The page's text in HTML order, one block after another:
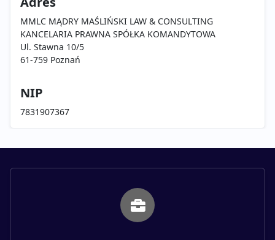
MMLC MĄDRY MAŚLIŃSKI LAW & CONSULTING
KANCELARIA PRAWNA SPÓŁKA KOMANDYTOWA
Ul. Stawna 10/5
61-759 Poznań
NIP
7831907367